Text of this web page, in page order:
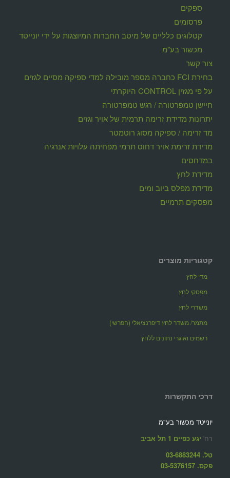
ספקים
פרסומים
קטלוגים כלליים של מיטב החברות המיוצגות על ידי יונייטד
מכשור בע"מ
צור קשר
בחירת FCI כחברה מספר מובילה למדי ספיקה מסיים לגזים
על פי מגזין CONTROL היוקרתי
חיישן טמפרטורה / רגש טמפרטורה
יתרונות מדידת זרימה תרמית של אויר וגזים
מד זרימה / ספיקה מסוג רוטמטר
מדידת זרימת אויר דחוס תרמי מפחיתה עלויות אנרגיה
במדחסים
מדידת לחץ
מדידת מפלס ביוב ומים
מפסקים תרמיים
קטגוריות מוצרים
מדי לחץ
מפסקי לחץ
משדרי לחץ
מתמר/ משדר לחץ דיפרנציאלי (הפרשי)
רשמים ואוגרי נתונים ללחץ
דרכי התקשרות
יונייטד מכשור בע"מ
רח' יגע כפיים 1 תל אביב
טל. 03-6883244
פקס. 03-5376157